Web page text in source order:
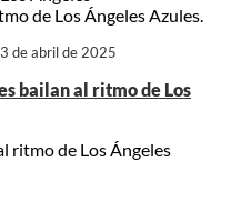
de Los Ángeles Azules.
de abril de 2025
bailan al ritmo de Los
ritmo de Los Ángeles